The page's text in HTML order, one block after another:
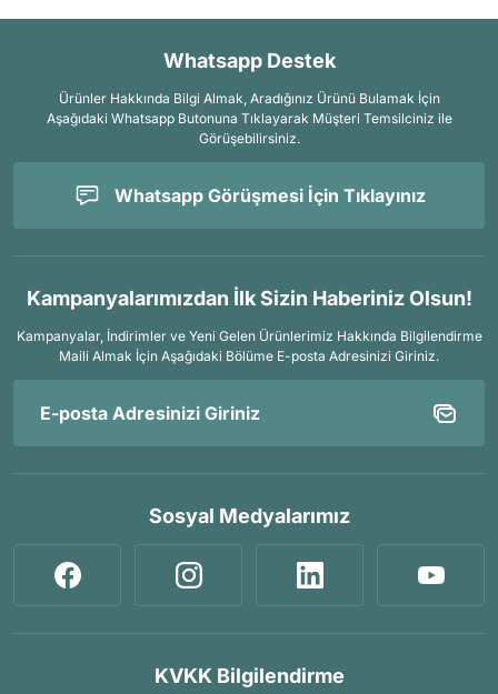
Whatsapp Destek
Ürünler Hakkında Bilgi Almak, Aradığınız Ürünü Bulamak İçin
Aşağıdaki Whatsapp Butonuna Tıklayarak Müşteri Temsilciniz ile
Görüşebilirsiniz.
Whatsapp Görüşmesi İçin Tıklayınız
Kampanyalarımızdan İlk Sizin Haberiniz Olsun!
Kampanyalar, İndirimler ve Yeni Gelen Ürünlerimiz Hakkında Bilgilendirme
Maili Almak İçin Aşağıdaki Bölüme E-posta Adresinizi Giriniz.
Sosyal Medyalarımız
KVKK Bilgilendirme